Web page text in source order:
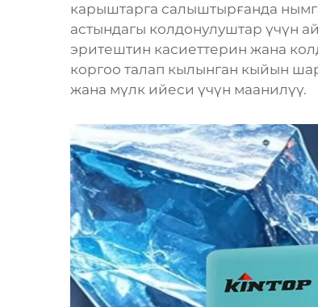
карыштарга салыштырғанда
астындагы колдонулуштар үчүн
эритештин касиеттерин жана
коргоо талап кылынган кыйын
жана мүлк ийеси үчүн маанилүү.